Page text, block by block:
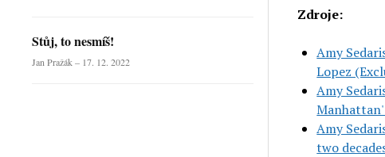
Stůj, to nesmíš!
Jan Pražák – 17. 12. 2022
Zdroje:
Amy
Lopez
Amy
Amy
two